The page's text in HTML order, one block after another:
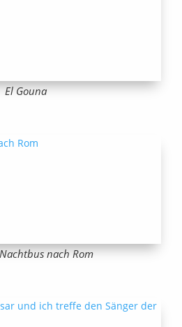
El Gouna
nach Rom